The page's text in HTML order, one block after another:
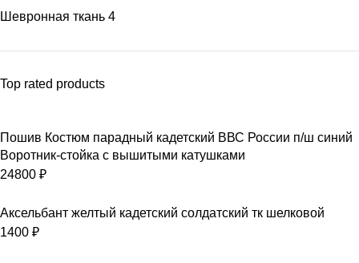
Шевронная ткань 4
Top rated products
Пошив Костюм парадный кадетский ВВС России п/ш синий
Воротник-стойка с вышитыми катушками
24800 ₽
Аксельбант желтый кадетский солдатский тк шелковой
1400 ₽